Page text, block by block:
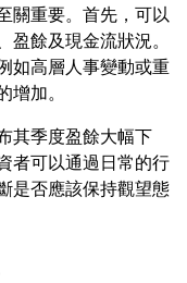
關重要。首先，可以
餘及現金流狀況。
如高層人事變動或重
其季度盈餘大幅下
者可以通過日常的行
是否應該保持觀望態